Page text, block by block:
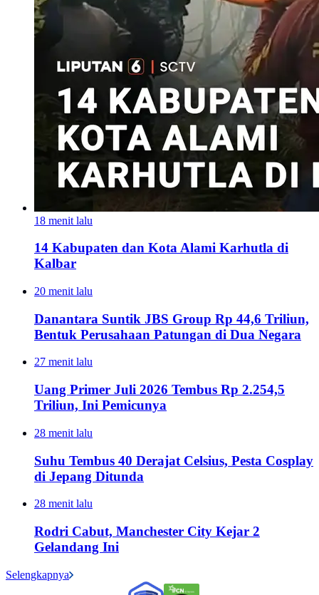
18 menit lalu
14 Kabupaten dan Kota Alami Karhutla di
Kalbar
20 menit lalu
Danantara Suntik JBS Group Rp 44,6 Triliun,
Bentuk Perusahaan Patungan di Dua Negara
27 menit lalu
Uang Primer Juli 2026 Tembus Rp 2.254,5
Triliun, Ini Pemicunya
28 menit lalu
Suhu Tembus 40 Derajat Celsius, Pesta Cosplay
di Jepang Ditunda
28 menit lalu
Rodri Cabut, Manchester City Kejar 2
Gelandang Ini
Selengkapnya